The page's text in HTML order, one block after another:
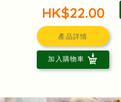
HK$22.00
產品詳情
加入購物車